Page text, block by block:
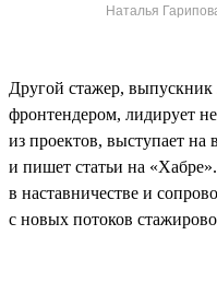
Наталья
Другой стажер, выпускник
фронтендером, лидирует
из проектов, выступает
и пишет статьи на
в наставничестве и
с новых потоков